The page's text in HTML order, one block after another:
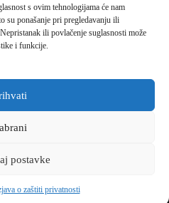
s ovim tehnologijama će nam
su ponašanje pri pregledavanju ili
ili povlačenje suglasnosti može
i funkcije.
postavke
o zaštiti privatnosti
1,
| All rights